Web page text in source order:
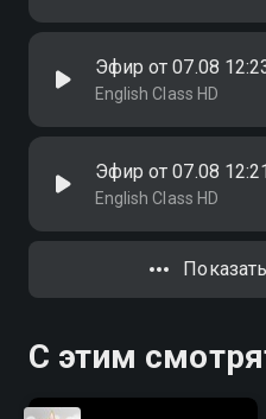
Эфир от 07.08
English Class HD
Эфир от 07.08
English Class HD
С этим